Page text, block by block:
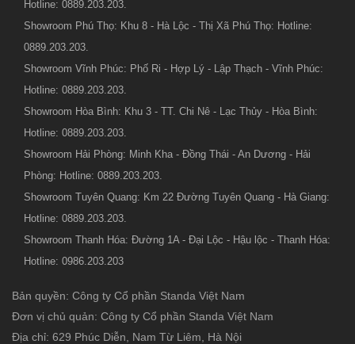
Hotline: 0889.203.203.
Showroom Phú Thọ: Khu 8 - Hà Lộc - Thị Xã Phú Thọ: Hotline:
0889.203.203.
Showroom Vĩnh Phúc: Phố Ri - Hợp Lý - Lập Thạch - Vĩnh Phúc:
Hotline: 0889.203.203.
Showroom Hòa Bình: Khu 3 - TT. Chi Nê - Lạc Thủy - Hòa Bình:
Hotline: 0889.203.203.
Showroom Hải Phòng: Minh Kha - Đồng Thái - An Dương - Hải
Phòng: Hotline: 0889.203.203.
Showroom Tuyên Quang: Km 22 Đường Tuyên Quang - Hà Giang:
Hotline: 0889.203.203.
Showroom Thanh Hóa: Đường 1A - Đại Lộc - Hậu lộc - Thanh Hóa:
Hotline: 0986.203.203
Bản quyền: Công ty Cổ phần Standa Việt Nam
Đơn vị chủ quản: Công ty Cổ phần Standa Việt Nam
Địa chỉ: 629 Phúc Diễn, Nam Từ Liêm, Hà Nội